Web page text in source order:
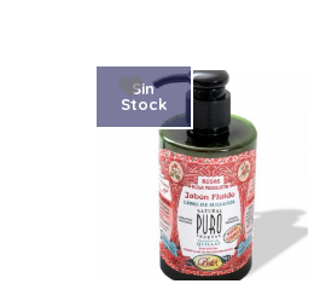
Sin
Stock